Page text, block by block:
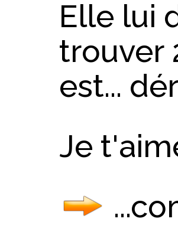
Elle lui
trouver
est...
Je